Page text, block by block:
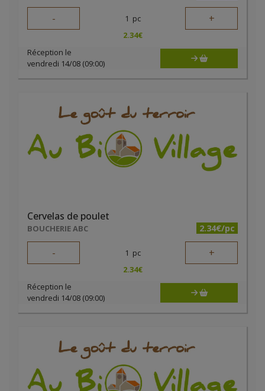
- 1 pc +
2.34€
Réception le
vendredi 14/08 (09:00)
Cervelas de poulet
BOUCHERIE ABC 2.34€/pc
- 1 pc +
2.34€
Réception le
vendredi 14/08 (09:00)